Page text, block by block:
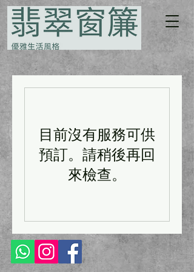
目前沒有服務可供
預訂。請稍後再回
來檢查。